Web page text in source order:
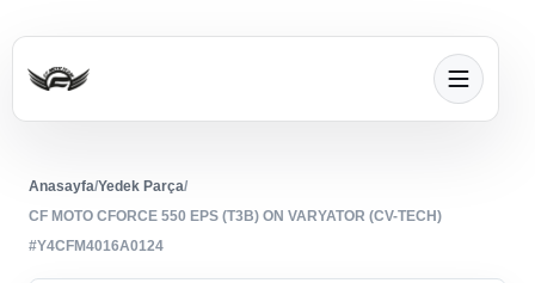
Anasayfa/Yedek Parça/
CF MOTO CFORCE 550 EPS (T3B) ON VARYATOR (CV-TECH)
#Y4CFM4016A0124